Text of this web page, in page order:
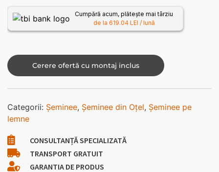
Cumpără acum, plătește mai târziu
de la 619.04 LEI / lună
Cerere ofertă cu montaj inclus
Categorii: Șeminee, Șeminee din Oțel, Șeminee pe
lemne
CONSULTANȚĂ SPECIALIZATĂ
TRANSPORT GRATUIT
GARANTIA DE PRODUS